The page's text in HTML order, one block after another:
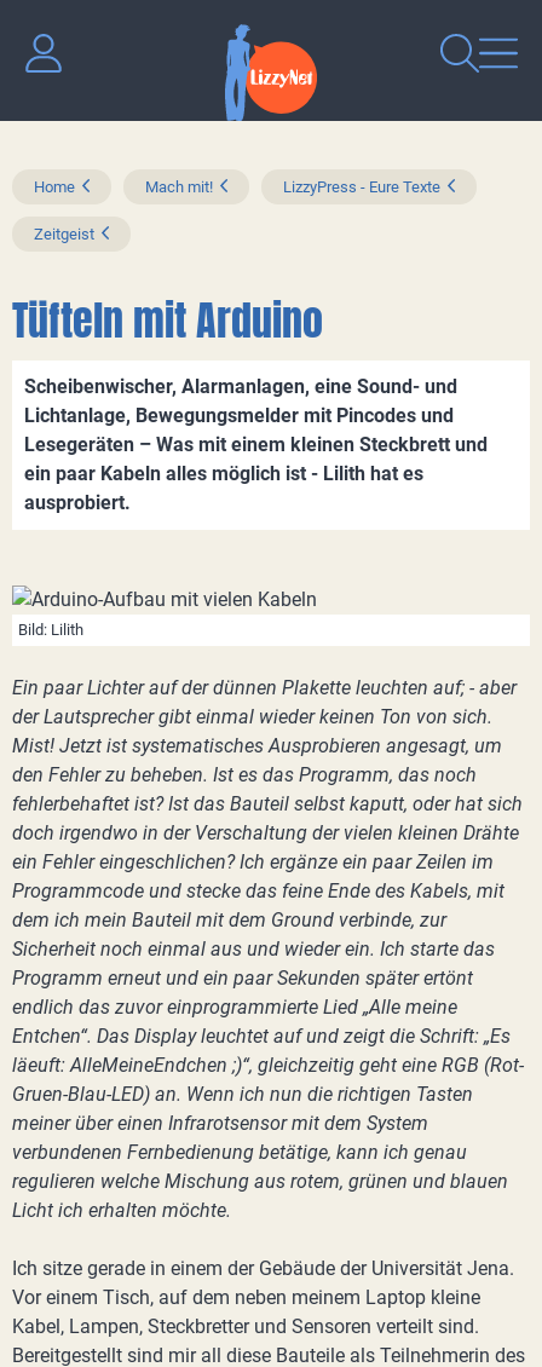
Home Mach mit! LizzyPress - Eure Texte
Zeitgeist
Tüfteln mit Arduino
Scheibenwischer, Alarmanlagen, eine Sound- und
Lichtanlage, Bewegungsmelder mit Pincodes und
Lesegeräten – Was mit einem kleinen Steckbrett und
ein paar Kabeln alles möglich ist - Lilith hat es
ausprobiert.
Bild: Lilith
Ein paar Lichter auf der dünnen Plakette leuchten auf; - aber
der Lautsprecher gibt einmal wieder keinen Ton von sich.
Mist! Jetzt ist systematisches Ausprobieren angesagt, um
den Fehler zu beheben. Ist es das Programm, das noch
fehlerbehaftet ist? Ist das Bauteil selbst kaputt, oder hat sich
doch irgendwo in der Verschaltung der vielen kleinen Drähte
ein Fehler eingeschlichen? Ich ergänze ein paar Zeilen im
Programmcode und stecke das feine Ende des Kabels, mit
dem ich mein Bauteil mit dem Ground verbinde, zur
Sicherheit noch einmal aus und wieder ein. Ich starte das
Programm erneut und ein paar Sekunden später ertönt
endlich das zuvor einprogrammierte Lied „Alle meine
Entchen“. Das Display leuchtet auf und zeigt die Schrift: „Es
läeuft: AlleMeineEndchen ;)“, gleichzeitig geht eine RGB (Rot-
Gruen-Blau-LED) an. Wenn ich nun die richtigen Tasten
meiner über einen Infrarotsensor mit dem System
verbundenen Fernbedienung betätige, kann ich genau
regulieren welche Mischung aus rotem, grünen und blauen
Licht ich erhalten möchte.
Ich sitze gerade in einem der Gebäude der Universität Jena.
Vor einem Tisch, auf dem neben meinem Laptop kleine
Kabel, Lampen, Steckbretter und Sensoren verteilt sind.
Bereitgestellt sind mir all diese Bauteile als Teilnehmerin des